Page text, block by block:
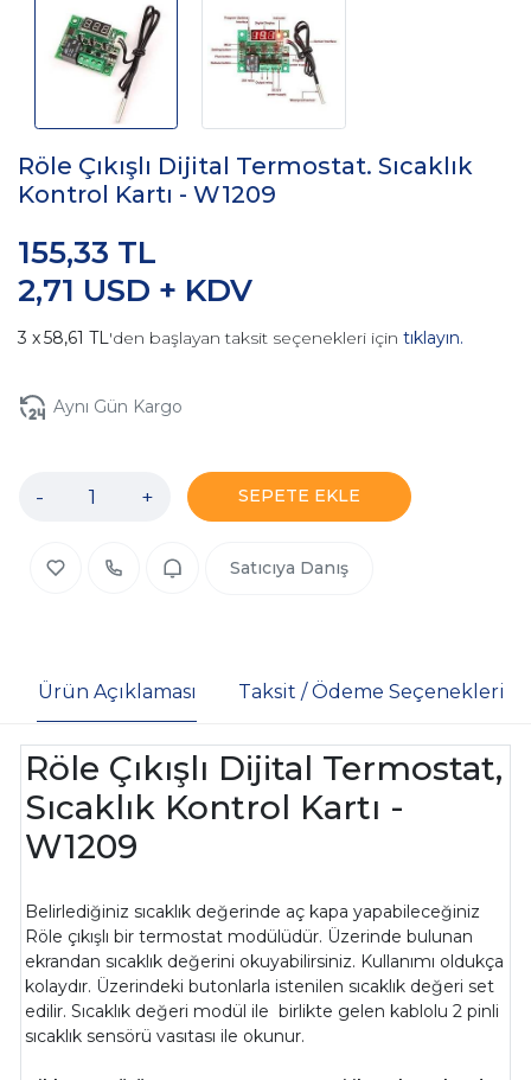
Röle Çıkışlı Dijital Termostat. Sıcaklık
Kontrol Kartı - W1209
2,71 USD + KDV
155,33 TL
58,61 TL'den başlayan taksit seçenekleri için tıklayın.
Aynı Gün Kargo
- + SEPETE EKLE
Satıcıya Danış
Ürün Açıklaması Taksit / Ödeme Seçenekleri
Röle Çıkışlı Dijital Termostat,
Sıcaklık Kontrol Kartı -
W1209
Belirlediğiniz sıcaklık değerinde aç kapa yapabileceğiniz
Röle çıkışlı bir termostat modülüdür. Üzerinde bulunan
ekrandan sıcaklık değerini okuyabilirsiniz. Kullanımı oldukça
kolaydır. Üzerindeki butonlarla istenilen sıcaklık değeri set
edilir. Sıcaklık değeri modül ile birlikte gelen kablolu 2 pinli
sıcaklık sensörü vasıtası ile okunur.